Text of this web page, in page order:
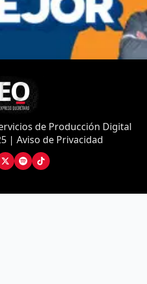
de Producción Digital
| Aviso de Privacidad